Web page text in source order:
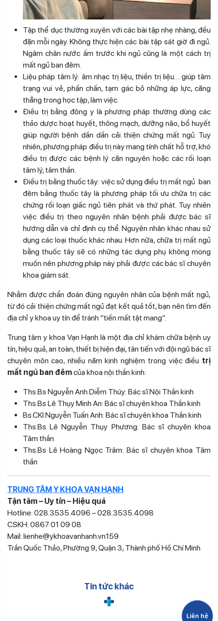
Tập thể dục thường xuyên với các bài tập nhẹ nhàng, đều
đặn mỗi ngày. Không thực hiện các bài tập sát giờ đi ngủ.
Ngâm chân nước ấm trước khi ngủ cũng là một cách trị
mất ngủ ban đêm.
Liệu pháp tâm lý: âm nhạc trị liệu, thiền trị liệu… giúp tâm
trạng vui vẻ, phấn chấn, tạm gác bỏ những áp lực, căng
thẳng trong học tập, làm việc.
Điều trị bằng đông y là phương pháp thường dùng các
thảo dược hoạt huyết, thông mạch, dưỡng não, bổ huyết
giúp người bệnh dần dần cải thiện chứng mất ngủ. Tuy
nhiên, phương pháp điều trị này mang tính chất hỗ trợ, khó
điều trị được các bệnh lý căn nguyên hoặc các rối loạn
tâm lý, tâm thần.
Điều trị bằng thuốc tây: việc sử dụng điều trị mất ngủ ban
đêm bằng thuốc tây là phương pháp tối ưu chữa trị các
chứng rối loạn giấc ngủ tiên phát và thứ phát. Tuy nhiên
việc điều trị theo nguyên nhân bệnh phải được bác sĩ
hướng dẫn và chỉ định cụ thể. Nguyên nhân khác nhau sử
dụng các loại thuốc khác nhau. Hơn nữa, chữa trị mất ngủ
bằng thuốc tây sẽ có những tác dụng phụ không mong
muốn nên phương pháp này phải được các bác sĩ chuyên
khoa giám sát.
Nhằm được chẩn đoán đúng nguyên nhân của bệnh mất ngủ,
từ đó cải thiện chứng mất ngủ đạt kết quả tốt, bạn nên tìm đến
địa chỉ y khoa uy tín để tránh “tiền mất tật mang”.
Trung tâm y khoa Vạn Hạnh là một địa chỉ khám chữa bệnh uy
tín, hiệu quả, an toàn, thiết bị hiện đại, tân tiến với đội ngũ bác sĩ
chuyên môn cao, nhiều năm kinh nghiệm trong việc điều trị
mất ngủ ban đêmcủa khoa nội thần kinh:
Ths.Bs Nguyễn Anh Diễm Thúy: Bác sĩ Nội Thần kinh
Ths.Bs Lê Thụy Minh An: Bác sĩ chuyên khoa Thần kinh
Bs.CKI Nguyễn Tuấn Anh: Bác sĩ chuyên khoa Thần kinh
Ths.Bs Lê Nguyễn Thụy Phương: Bác sĩ chuyên khoa
Tâm thần
Ths.Bs Lê Hoàng Ngọc Trâm: Bác sĩ chuyên khoa Tâm
thần
TRUNG TÂM Y KHOA VẠN HẠNH
Tận tâm – Uy tín – Hiệu quả
Hotline: 028.3535.4096 – 028.3535.4098
CSKH: 0867 01 09 08
Mail: lienhe@ykhoavanhanh.vn159
Trần Quốc Thảo, Phường 9, Quận 3, Thành phố Hồ Chí Minh
Tin tức khác
Liên hệ